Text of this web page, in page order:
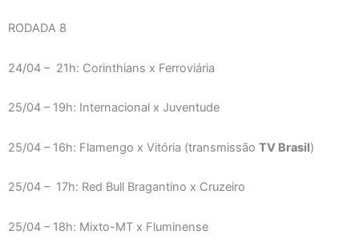
RODADA 8
24/04 – 21h: Corinthians x Ferroviária
25/04 – 19h: Internacional x Juventude
25/04 – 16h: Flamengo x Vitória (transmissão TV Brasil)
25/04 – 17h: Red Bull Bragantino x Cruzeiro
25/04 – 18h: Mixto-MT x Fluminense